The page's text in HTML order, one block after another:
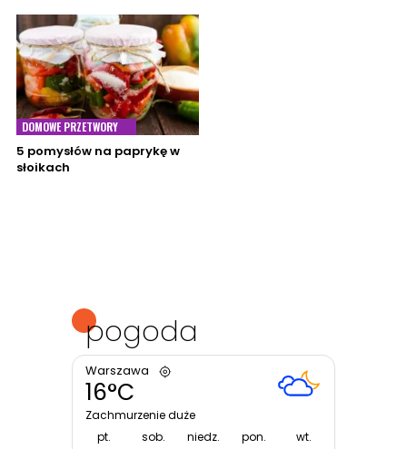
DOMOWE PRZETWORY
5 pomysłów na paprykę w
słoikach
pogoda
Warszawa
16°C
Zachmurzenie duże
pt.
sob. niedz. pon. wt.